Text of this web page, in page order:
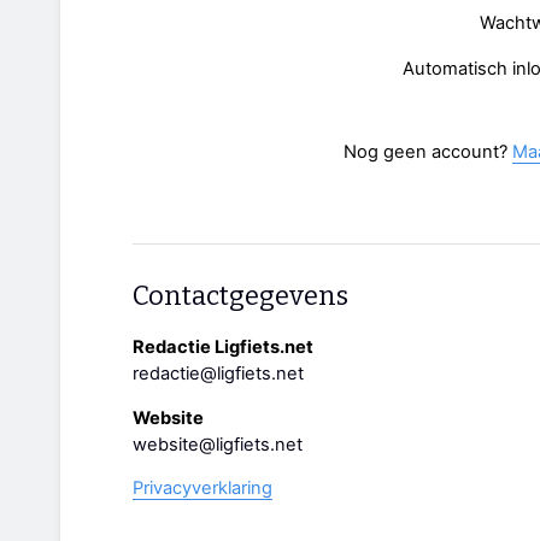
Automatisch
Nog geen account?
Contactgegevens
Redactie Ligfiets.net
redactie@ligfiets.net
Website
website@ligfiets.net
Privacyverklaring